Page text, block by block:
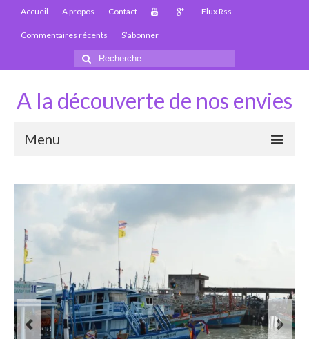
Accueil A propos Contact Flux Rss
Commentaires récents S’abonner
Rechercher
:
A la découverte de nos envies
Menu
Carte Thaïlande
Thaïlande – Infos
Paludisme en Thaïlande
Les articles de la Thaïlande
Laos